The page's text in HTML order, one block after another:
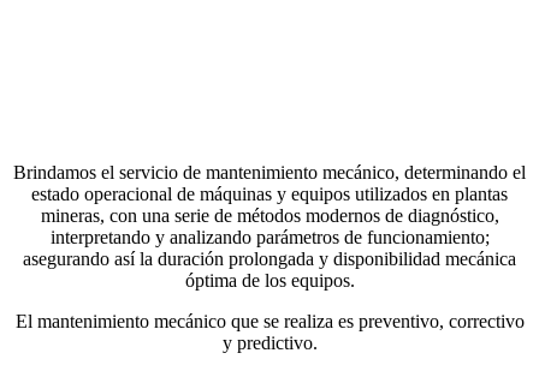
Brindamos el servicio de mantenimiento mecánico, determinando el
estado operacional de máquinas y equipos utilizados en plantas
mineras, con una serie de métodos modernos de diagnóstico,
interpretando y analizando parámetros de funcionamiento;
asegurando así la duración prolongada y disponibilidad mecánica
óptima de los equipos.
El mantenimiento mecánico que se realiza es preventivo, correctivo
y predictivo.